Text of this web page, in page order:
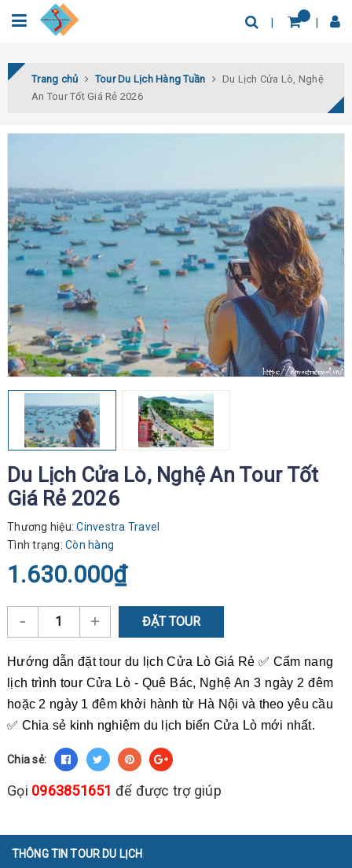
0932.04.03.78 Tìm thêm địa điểm
Trang chủ Tour Du Lịch Hàng Tuần
Du Lịch Cửa Lò, Nghệ
An Tour Tốt Giá Rẻ 2026
Du Lịch Cửa Lò, Nghệ An Tour Tốt
Giá Rẻ 2026
Thương hiệu: Cinvestra Travel
Tình trạng: Còn hàng
1.630.000₫
- + ĐẶT TOUR
Hướng dẫn đặt tour du lịch Cửa Lò Giá Rẻ ✅ Cẩm nang
lịch trình tour Cửa Lò - Quê Bác, Nghệ An 3 ngày 2 đêm
hoặc 2 ngày 1 đêm khởi hành từ Hà Nội và theo yêu cầu
✅ Chia sẻ kinh nghiệm du lịch biển Cửa Lò mới nhất.
Chia sẻ:
Gọi 0963851651 để được trợ giúp
THÔNG TIN TOUR DU LỊCH